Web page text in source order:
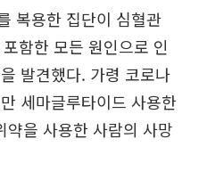
복용한 집단이 심혈관
함한 모든 원인으로 인
발견했다. 가령 코로나
세마글루타이드 사용한
을 사용한 사람의 사망